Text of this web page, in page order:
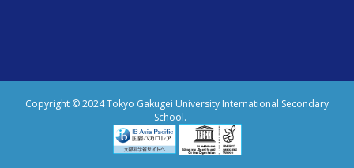
Copyright © 2024 Tokyo Gakugei University International Secondary
School.